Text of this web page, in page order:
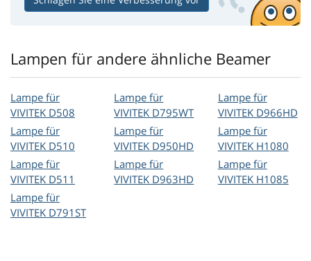
Lampen für andere ähnliche Beamer
Lampe für
VIVITEK D508
Lampe für
VIVITEK D510
Lampe für
VIVITEK D511
Lampe für
VIVITEK D791ST
Lampe für
VIVITEK D795WT
Lampe für
VIVITEK D950HD
Lampe für
VIVITEK D963HD
Lampe für
VIVITEK D966HD
Lampe für
VIVITEK H1080
Lampe für
VIVITEK H1085